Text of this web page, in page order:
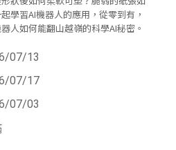
學習AI機器人的應用，從零到有，
人如何能翻山越嶺的科學AI秘密。
07/13
07/17
07/03